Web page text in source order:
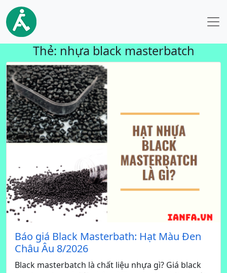
Thẻ: nhựa black masterbatch
Báo giá Black Masterbath: Hạt Màu Đen
Châu Âu 8/2026
Black masterbatch là chất liệu nhựa gì? Giá black